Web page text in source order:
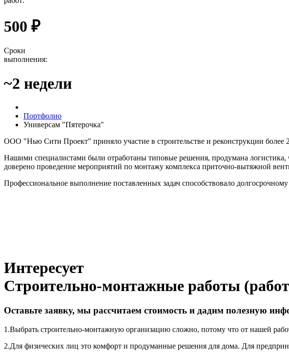
500 ₽
Сроки
выполнения:
~2 недели
Портфолио
Универсам "Пятерочка"
ООО "Нью Сити Проект" приняло участие в строительстве и реконструкции более
Нашими специалистами были отработаны типовые решения, продумана
доверено проведение мероприятий по монтажу комплекса приточно-вытяжной
Профессиональное выполнение поставленных задач способствовало долгосрочному
Интересует
Строительно-монтажные работы
Оставьте заявку, мы рассчитаем стоимость и дадим полезную
1.Выбрать строительно-монтажную организацию сложно, потому что от нашей
2.Для физических лиц это комфорт и продуманные решения для дома. Для